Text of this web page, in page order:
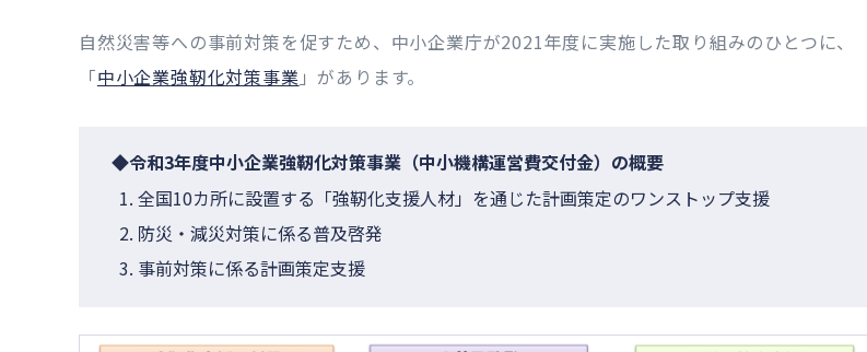
自然災害等への事前対策を促すため、中小企業庁が2021年度に実施した取り組みのひとつに、
「中小企業強靭化対策事業 」があります。
◆令和3年度中小企業強靭化対策事業（中小機構運営費交付金）の概要
全国10カ所に設置する「強靭化支援人材」を通じた計画策定のワンストップ支援
防災・減災対策に係る普及啓発
事前対策に係る計画策定支援